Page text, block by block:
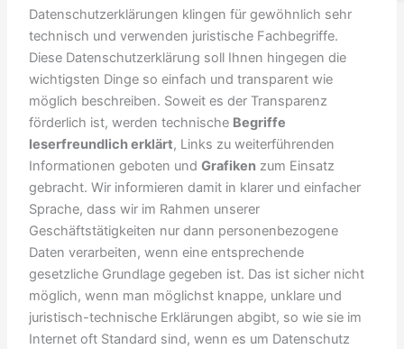
Datenschutzerklärungen klingen für gewöhnlich sehr
technisch und verwenden juristische Fachbegriffe.
Diese Datenschutzerklärung soll Ihnen hingegen die
wichtigsten Dinge so einfach und transparent wie
möglich beschreiben. Soweit es der Transparenz
förderlich ist, werden technische Begriffe
leserfreundlich erklärt, Links zu weiterführenden
Informationen geboten undGrafiken zum Einsatz
gebracht. Wir informieren damit in klarer und einfacher
Sprache, dass wir im Rahmen unserer
Geschäftstätigkeiten nur dann personenbezogene
Daten verarbeiten, wenn eine entsprechende
gesetzliche Grundlage gegeben ist. Das ist sicher nicht
möglich, wenn man möglichst knappe, unklare und
juristisch-technische Erklärungen abgibt, so wie sie im
Internet oft Standard sind, wenn es um Datenschutz